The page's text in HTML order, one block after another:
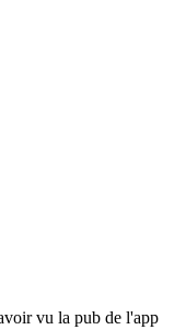
vu la pub de l'app